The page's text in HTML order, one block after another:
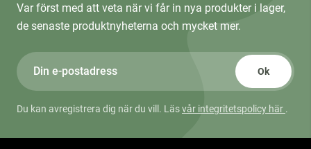
Var först med att veta när vi får in nya produkter i lager,
de senaste produktnyheterna och mycket mer.
Ok
Du kan avregistrera dig när du vill. Läsvår integritetspolicy här .